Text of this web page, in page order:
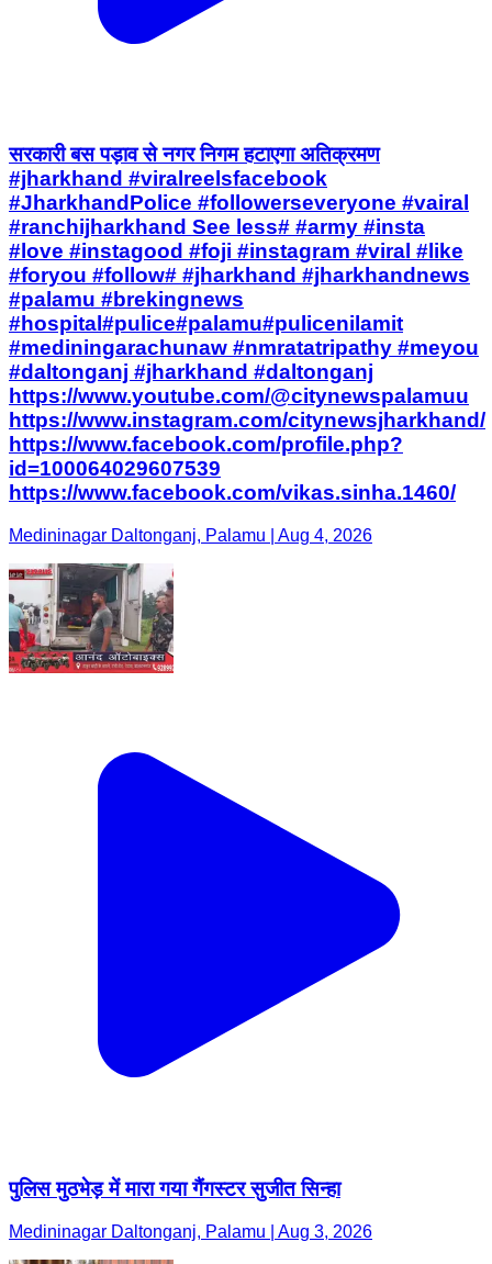
सरकारी बस पड़ाव से नगर निगम हटाएगा अतिक्रमण
#jharkhand #viralreelsfacebook
#JharkhandPolice #followerseveryone #vairal
#ranchijharkhand See less# #army #insta
#love #instagood #foji #instagram #viral #like
#foryou #follow# #jharkhand #jharkhandnews
#palamu #brekingnews
#hospital#pulice#palamu#pulicenilamit
#mediningarachunaw #nmratatripathy #meyou
#daltonganj #jharkhand #daltonganj
https://www.youtube.com/@citynewspalamuu
https://www.instagram.com/citynewsjharkhand/
https://www.facebook.com/profile.php?
id=100064029607539
https://www.facebook.com/vikas.sinha.1460/
Medininagar Daltonganj, Palamu | Aug 4, 2026
पुलिस मुठभेड़ में मारा गया गैंगस्टर सुजीत सिन्हा
Medininagar Daltonganj, Palamu | Aug 3, 2026